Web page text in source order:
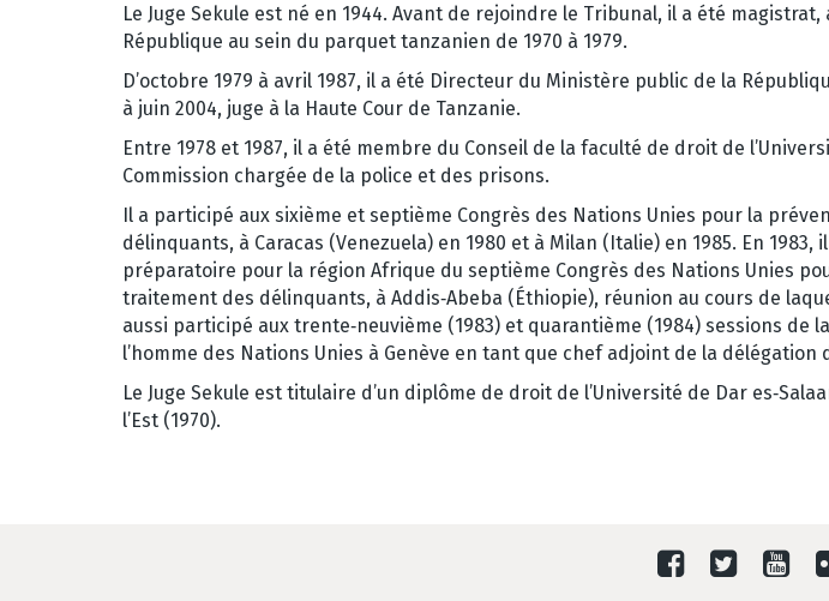
Le Juge Sekule est né en 1944. Avant de rejoindre le Tribunal, il a été
République au sein du parquet tanzanien de 1970 à 1979.
D’octobre 1979 à avril 1987, il a été Directeur du Ministère public de la
à juin 2004, juge à la Haute Cour de Tanzanie.
Entre 1978 et 1987, il a été membre du Conseil de la faculté de droit de
Commission chargée de la police et des prisons.
Il a participé aux sixième et septième Congrès des Nations Unies pour la
délinquants, à Caracas (Venezuela) en 1980 et à Milan (Italie) en 1985. En
préparatoire pour la région Afrique du septième Congrès des Nations Unies
traitement des délinquants, à Addis‑Abeba (Éthiopie), réunion au cours de
aussi participé aux trente‑neuvième (1983) et quarantième (1984) sessions de
l’homme des Nations Unies à Genève en tant que chef adjoint de la délégation
Le Juge Sekule est titulaire d’un diplôme de droit de l’Université de Dar
l’Est (1970).